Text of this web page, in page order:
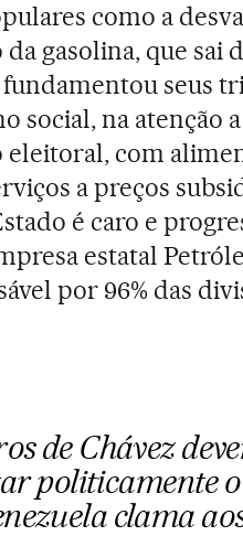
como a
gasolina, que sai
fundamentou seus
social, na atenção
com
a preços
é caro e
estatal
por 96% das
de Chávez
politicamente
clama